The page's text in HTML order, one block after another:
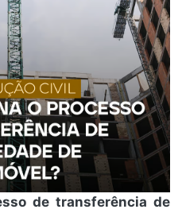
de transferência de